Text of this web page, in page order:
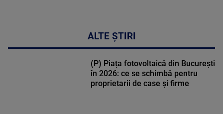
ALTE ȘTIRI
(P) Piața fotovoltaică din București
în 2026: ce se schimbă pentru
proprietarii de case și firme